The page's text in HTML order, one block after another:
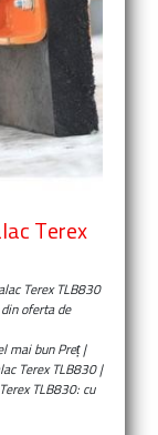
Terex
Terex TLB830
oferta de
mai bun Preț |
Terex TLB830 |
TLB830: cu